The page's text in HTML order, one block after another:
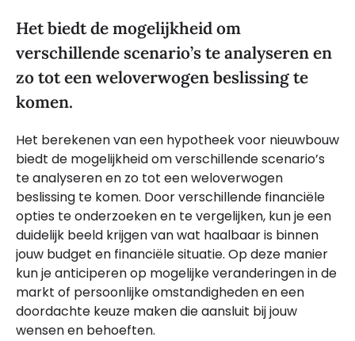
Het biedt de mogelijkheid om
verschillende scenario’s te analyseren en
zo tot een weloverwogen beslissing te
komen.
Het berekenen van een hypotheek voor nieuwbouw
biedt de mogelijkheid om verschillende scenario’s
te analyseren en zo tot een weloverwogen
beslissing te komen. Door verschillende financiële
opties te onderzoeken en te vergelijken, kun je een
duidelijk beeld krijgen van wat haalbaar is binnen
jouw budget en financiële situatie. Op deze manier
kun je anticiperen op mogelijke veranderingen in de
markt of persoonlijke omstandigheden en een
doordachte keuze maken die aansluit bij jouw
wensen en behoeften.